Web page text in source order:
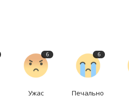
6
Ужас
6
Печально